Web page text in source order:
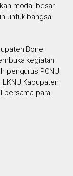
modal besar
untuk bangsa
Bone
kegiatan
pengurus PCNU
Kabupaten
bersama para